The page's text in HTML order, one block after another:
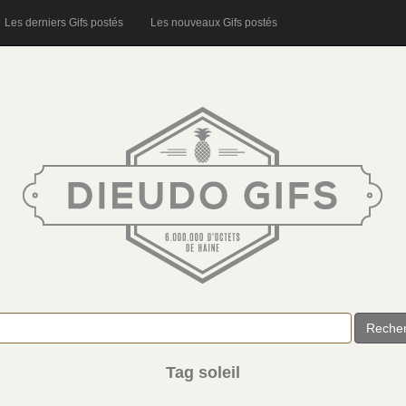
Les derniers Gifs postés Les nouveaux Gifs postés
Tag soleil